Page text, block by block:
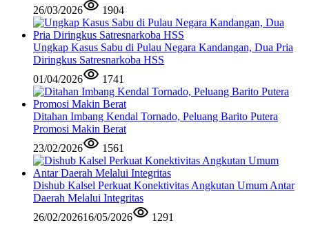
26/03/2026
1904
Ungkap Kasus Sabu di Pulau Negara Kandangan, Dua Pria
Diringkus Satresnarkoba HSS
01/04/2026
1741
Ditahan Imbang Kendal Tornado, Peluang Barito Putera
Promosi Makin Berat
23/02/2026
1561
Dishub Kalsel Perkuat Konektivitas Angkutan Umum Antar
Daerah Melalui Integritas
26/02/202616/05/2026 1291